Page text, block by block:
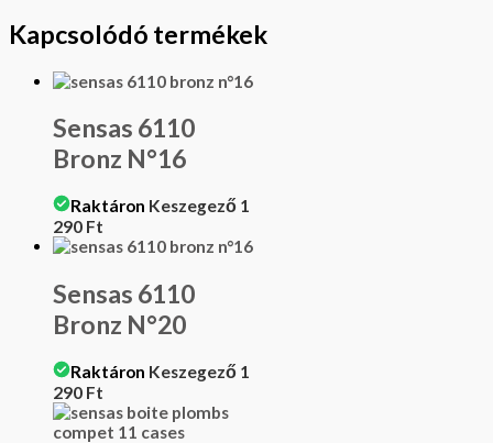
Kapcsolódó termékek
Sensas 6110
Bronz N°16
Raktáron Keszegező 1
290 Ft
Sensas 6110
Bronz N°20
Raktáron Keszegező 1
290 Ft